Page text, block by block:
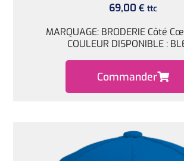
69,00 € ttc
MARQUAGE: BRODERIE Côté
COULEUR DISPONIBLE :
Commander